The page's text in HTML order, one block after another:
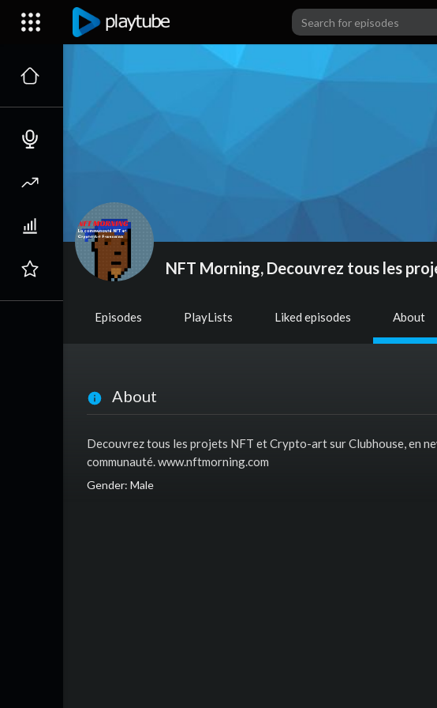
NFT Morning, Decouvrez tous les
Episodes PlayLists Liked episodes About
About
Decouvrez tous les projets NFT et Crypto-art sur Clubhouse, en
communauté. www.nftmorning.com
Gender: Male